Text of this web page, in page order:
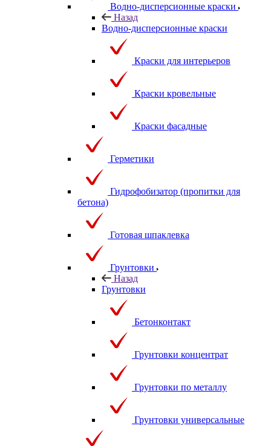
Водно-дисперсионные краски
Назад
Водно-дисперсионные краски
Краски для интерьеров
Краски кровельные
Краски фасадные
Герметики
Гидрофобизатор (пропитки для
бетона)
Готовая шпаклевка
Грунтовки
Назад
Грунтовки
Бетонконтакт
Грунтовки концентрат
Грунтовки по металлу
Грунтовки универсальные